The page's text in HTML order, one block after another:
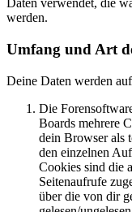
Daten verwendet, die
werden.
Umfang und Art
Deine Daten werden
Die
Boards mehrere
dein Browser als
den einzelnen
Cookies sind die
Seitenaufrufe
über die von dir